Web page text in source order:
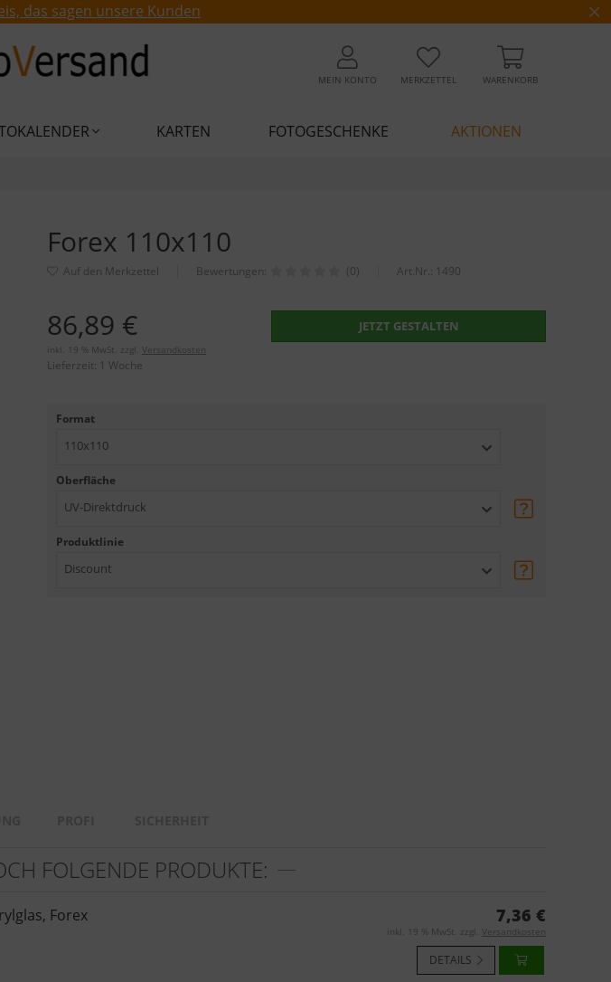
das sagen unsere Kunden
MEIN KONTO MERKZETTEL WARENKORB
KARTEN FOTOGESCHENKE AKTIONEN
Forex 110x110
Bewertungen: (0) Art.Nr.: 1490
86,89 €
inkl. 19 % MwSt. zzgl. Versandkosten
Lieferzeit: 1 Woche
JETZT GESTALTEN
Format
110x110
Oberfläche
UV-Direktdruck
Produktlinie
Discount
FOLGENDE PRODUKTE:
Forex 7,36 €
inkl. 19 % MwSt. zzgl. Versandkosten
DETAILS